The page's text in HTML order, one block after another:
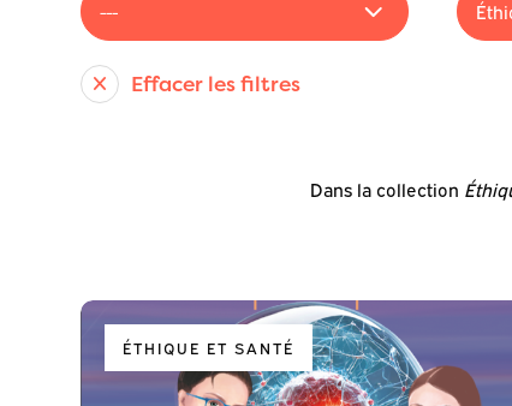
Effacer les filtres
Dans la collection
ÉTHIQUE ET SANTÉ